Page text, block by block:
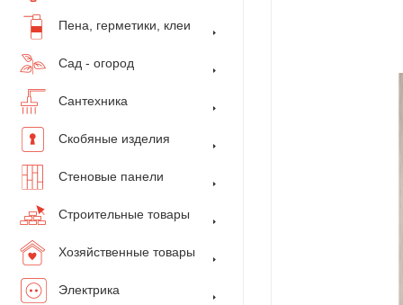
Пена, герметики, клеи
Сад - огород
Сантехника
Скобяные изделия
Стеновые панели
Строительные товары
Хозяйственные товары
Электрика